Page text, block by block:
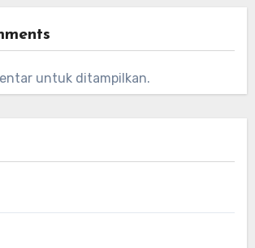
untuk ditampilkan.